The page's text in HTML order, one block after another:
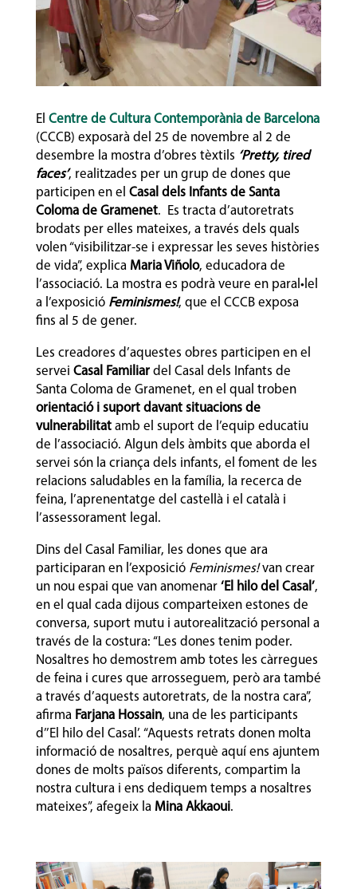
El Centre de Cultura Contemporània de Barcelona
(CCCB) exposarà del 25 de novembre al 2 de
desembre la mostra d’obres tèxtils ‘Pretty, tired
faces’, realitzades per un grup de dones que
participen en el Casal dels Infants de Santa
Coloma de Gramenet. Es tracta d’autoretrats
brodats per elles mateixes, a través dels quals
volen “visibilitzar-se i expressar les seves històries
de vida”, explica Maria Viñolo, educadora de
l’associació. La mostra es podrà veure en paral•lel
a l’exposició Feminismes!, que el CCCB exposa
fins al 5 de gener.
Les creadores d’aquestes obres participen en el
servei Casal Familiardel Casal dels Infants de
Santa Coloma de Gramenet, en el qual troben
orientació i suport davant situacions de
vulnerabilitatamb el suport de l’equip educatiu
de l’associació. Algun dels àmbits que aborda el
servei són la criança dels infants, el foment de les
relacions saludables en la família, la recerca de
feina, l’aprenentatge del castellà i el català i
l’assessorament legal.
Dins del Casal Familiar, les dones que ara
participaran en l’exposició Feminismes!van crear
un nou espai que van anomenar ‘El hilo del Casal’,
en el qual cada dijous comparteixen estones de
conversa, suport mutu i autorealització personal a
través de la costura: “Les dones tenim poder.
Nosaltres ho demostrem amb totes les càrregues
de feina i cures que arrosseguem, però ara també
a través d’aquests autoretrats, de la nostra cara”,
afirma Farjana Hossain, una de les participants
d’’El hilo del Casal’. “Aquests retrats donen molta
informació de nosaltres, perquè aquí ens ajuntem
dones de molts països diferents, compartim la
nostra cultura i ens dediquem temps a nosaltres
mateixes”, afegeix la Mina Akkaoui.